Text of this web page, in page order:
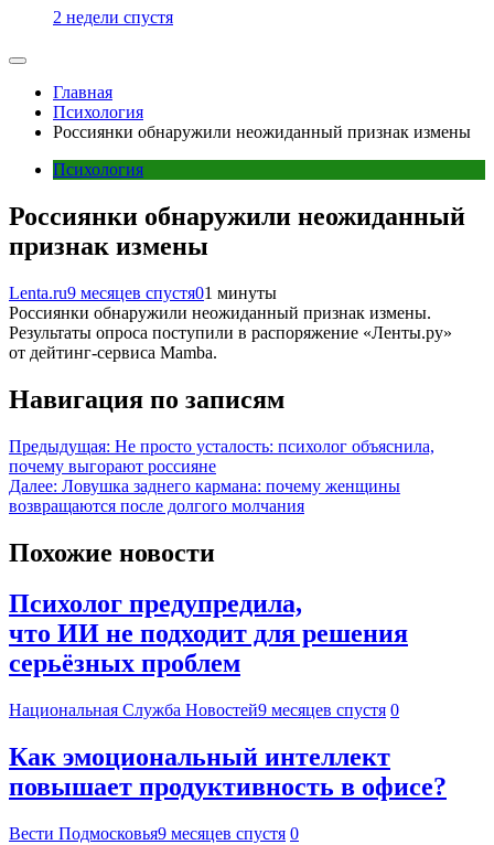
2 недели спустя
Главная
Психология
Россиянки обнаружили неожиданный признак измены
Психология
Россиянки обнаружили неожиданный
признак измены
Lenta.ru9 месяцев спустя01 минуты
Россиянки обнаружили неожиданный признак измены.
Результаты опроса поступили в распоряжение «Ленты.ру»
от дейтинг-сервиса Mamba.
Навигация по записям
Предыдущая: Не просто усталость: психолог объяснила,
почему выгорают россияне
Далее: Ловушка заднего кармана: почему женщины
возвращаются после долгого молчания
Похожие новости
Психолог предупредила,
что ИИ не подходит для решения
серьёзных проблем
Национальная Служба Новостей9 месяцев спустя 0
Как эмоциональный интеллект
повышает продуктивность в офисе?
Вести Подмосковья9 месяцев спустя 0